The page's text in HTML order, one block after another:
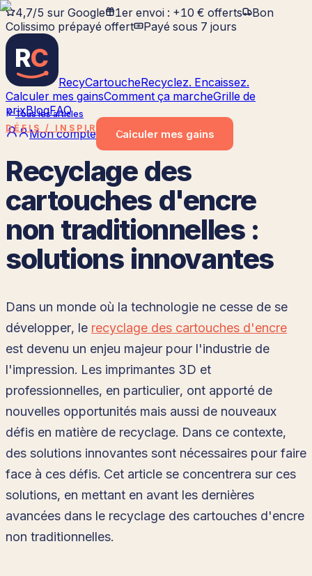
4,7/5 sur Google 1er envoi : +10 € offerts
Bon
Colissimo prépayé offert
Payé sous 7 jours
RC
RecyCartoucheRecyclez. Encaissez.
Calculer mes gainsComment ça marcheGrille de
prixBlogFAQ
Mon compte
Calculermes gains
Tous les articles
DÉFIS / INSPIRATION
Recyclage des
cartouches d'encre
non traditionnelles :
solutions innovantes
Dans un monde où la technologie ne cesse de se
développer, le recyclage des cartouches d'encre
est devenu un enjeu majeur pour l'industrie de
l'impression. Les imprimantes 3D et
professionnelles, en particulier, ont apporté de
nouvelles opportunités mais aussi de nouveaux
défis en matière de recyclage. Dans ce contexte,
des solutions innovantes sont nécessaires pour faire
face à ces défis. Cet article se concentrera sur ces
solutions, en mettant en avant les dernières
avancées dans le recyclage des cartouches d'encre
non traditionnelles.